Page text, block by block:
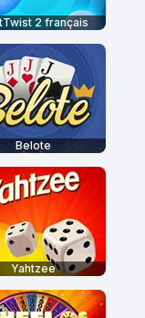
2 français
Belote
Yahtzee